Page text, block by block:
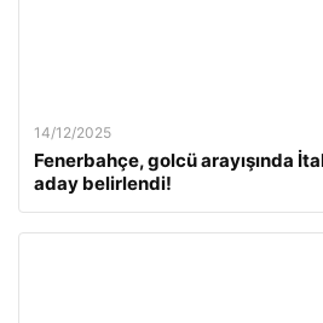
14/12/2025
Fenerbahçe, golcü arayışında
aday belirlendi!